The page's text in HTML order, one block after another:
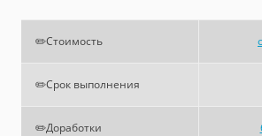
✏️Стоимость
✏️Срок выполнения
✏️Доработки